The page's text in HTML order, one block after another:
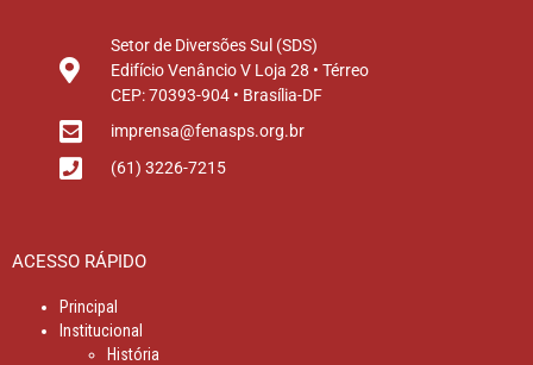
Setor de Diversões Sul (SDS)
Edifício Venâncio V Loja 28 • Térreo
CEP: 70393-904 • Brasília-DF
imprensa@fenasps.org.br
(61) 3226-7215
ACESSO RÁPIDO
Principal
Institucional
História